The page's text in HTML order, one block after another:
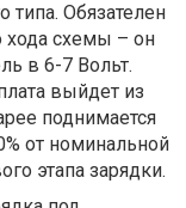
типа. Обязателен
хода схемы – он
в 6-7 Вольт.
выйдет из
поднимается
от номинальной
этапа зарядки.